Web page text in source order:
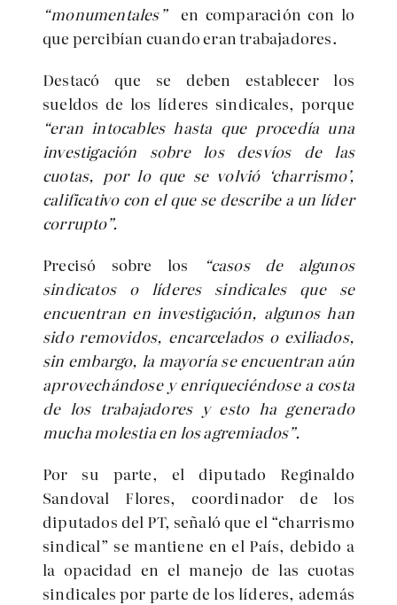
“monumentales”en comparación con lo
que percibían cuando eran trabajadores.
Destacó que se deben establecer los
sueldos de los líderes sindicales, porque
“eran intocables hasta que procedía una
investigación sobre los desvíos de las
cuotas, por lo que se volvió ‘charrismo’,
calificativo con el que se describe a un líder
corrupto”.
Precisó sobre los
“casos de algunos
sindicatos o líderes sindicales que se
encuentran en investigación, algunos han
sido removidos, encarcelados o exiliados,
sin embargo, la mayoría se encuentran aún
aprovechándose y enriqueciéndose a costa
de los trabajadores y esto ha generado
mucha molestia en los agremiados”.
Por su parte, el diputado Reginaldo
Sandoval Flores, coordinador de los
diputados del PT, señaló que el “charrismo
sindical” se mantiene en el País, debido a
la opacidad en el manejo de las cuotas
sindicales por parte de los líderes, además